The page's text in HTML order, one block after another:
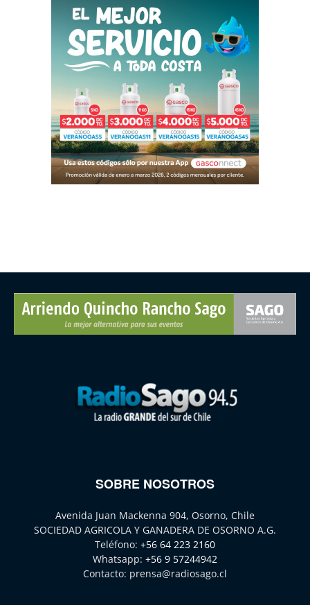
SOBRE NOSOTROS
Avenida Juan Mackenna 904, Osorno, Chile
SOCIEDAD AGRICOLA Y GANADERA DE OSORNO A.G.
Teléfono: +56 64 223 2160
Whatsapp: +56 9 57244942
Contacto: prensa@radiosago.cl